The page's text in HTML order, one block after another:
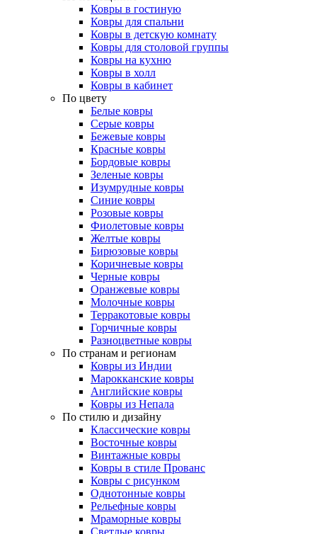
Ковры в гостиную
Ковры для спальни
Ковры в детскую комнату
Ковры для столовой группы
Ковры на кухню
Ковры в холл
Ковры в кабинет
По цвету
Белые ковры
Серые ковры
Бежевые ковры
Красные ковры
Бордовые ковры
Зеленые ковры
Изумрудные ковры
Синие ковры
Розовые ковры
Фиолетовые ковры
Желтые ковры
Бирюзовые ковры
Коричневые ковры
Черные ковры
Оранжевые ковры
Молочные ковры
Терракотовые ковры
Горчичные ковры
Разноцветные ковры
По странам и регионам
Ковры из Индии
Марокканские ковры
Английские ковры
Ковры из Непала
По стилю и дизайну
Классические ковры
Восточные ковры
Винтажные ковры
Ковры в стиле Прованс
Ковры с рисунком
Однотонные ковры
Рельефные ковры
Мраморные ковры
Светлые ковры